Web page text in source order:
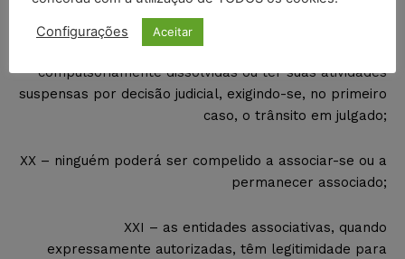
vedada a interferência estatal em seu funcionamento;
XIX – as associações só poderão ser
compulsoriamente dissolvidas ou ter suas atividades
suspensas por decisão judicial, exigindo-se, no primeiro
caso, o trânsito em julgado;
XX – ninguém poderá ser compelido a associar-se ou a
permanecer associado;
XXI – as entidades associativas, quando
expressamente autorizadas, têm legitimidade para
Configurações Aceitar